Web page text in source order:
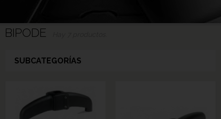
BIPODE
SUBCATEGORÍAS